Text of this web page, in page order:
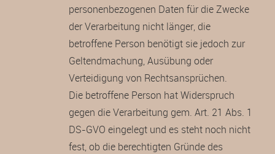
personenbezogenen Daten für die Zwecke
der Verarbeitung nicht länger, die
betroffene Person benötigt sie jedoch zur
Geltendmachung, Ausübung oder
Verteidigung von Rechtsansprüchen.
Die betroffene Person hat Widerspruch
gegen die Verarbeitung gem. Art. 21 Abs. 1
DS-GVO eingelegt und es steht noch nicht
fest, ob die berechtigten Gründe des